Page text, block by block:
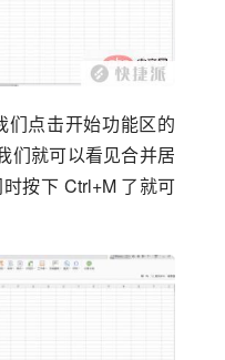
们点击开始功能区的
们就可以看见合并居
按下 Ctrl+M 了就可